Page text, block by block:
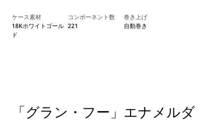
ケース素材
18Kホワイトゴール
ド
コンポーネント数
221
巻き上げ
自動巻き
「グラン・フー」エナメルダ